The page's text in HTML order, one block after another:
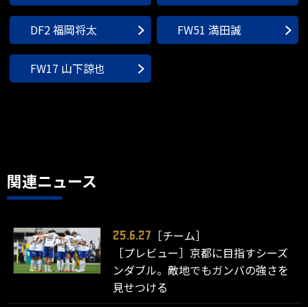
DF2 福岡将太 FW51 満田誠
FW17 山下諒也
関連ニュース
25.6.27
［チーム］
［プレビュー］京都に目指すシーズ
ンダブル。敵地でもガンバの強さを
見せつける